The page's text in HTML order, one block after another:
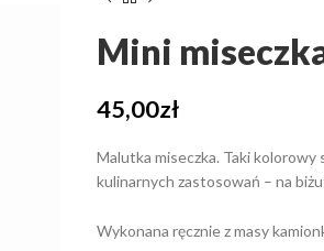
Mini
45,00zł
Malutka miseczka. Taki kolorowy
kulinarnych zastosowań – na
Wykonana ręcznie z masy